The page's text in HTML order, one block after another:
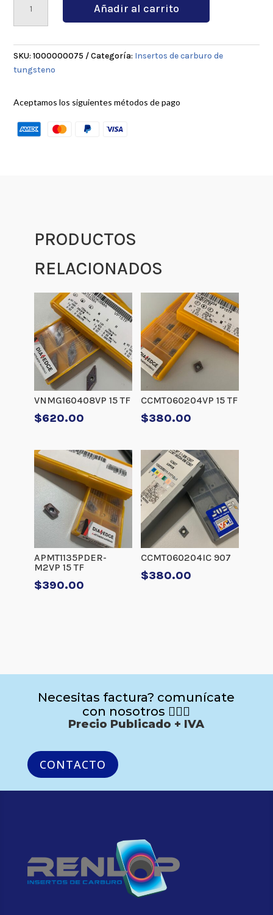
MAVP
15
cantidad
Añadir al carrito
SKU:1000000075 Categoría: Insertos de carburo de
tungsteno
Aceptamos los siguientes métodos de pago
PRODUCTOS
RELACIONADOS
VNMG160408VP 15 TF
$620.00
CCMT060204VP 15 TF
$380.00
APMT1135PDER-
M2VP 15 TF
$390.00
CCMT060204IC 907
$380.00
Necesitas factura? comunícate
con nosotros 🙋🏻‍♂️
Precio Publicado + IVA
CONTACTO